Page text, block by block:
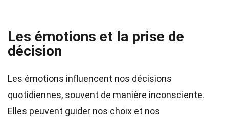
Les émotions et la prise de
décision
Les émotions influencent nos décisions
quotidiennes, souvent de manière inconsciente.
Elles peuvent guider nos choix et nos